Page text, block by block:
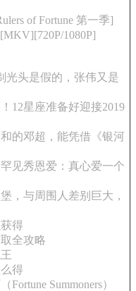
of Fortune 第一季]
1080P]
光头是假的，张伟又是
12星座准备好迎接2019
的邓超，能凭借《银河
见秀恩爱：真心爱一个
，与周围人差别巨大，
得
全攻略
得
Summoners）